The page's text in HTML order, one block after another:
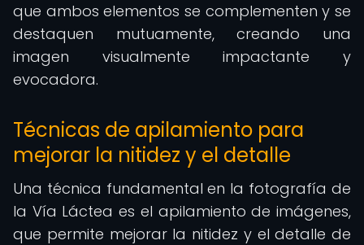
que ambos elementos se complementen y se
destaquen mutuamente, creando una
imagen visualmente impactante y
evocadora.
Técnicas de apilamiento para
mejorar la nitidez y el detalle
Una técnica fundamental en la fotografía de
la Vía Láctea es el apilamiento de imágenes,
que permite mejorar la nitidez y el detalle de